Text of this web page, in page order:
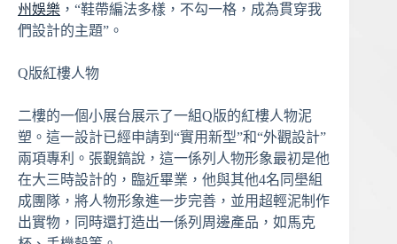
州娛樂 ，“鞋帶編法多樣，不勾一格，成為貫穿我
們設計的主題”。
Q版紅樓人物
二樓的一個小展台展示了一組Q版的紅樓人物泥
塑。這一設計已經申請到“實用新型”和“外觀設計”
兩項專利。張覲鎬說，這一係列人物形象最初是他
在大三時設計的，臨近畢業，他與其他4名同壆組
成團隊，將人物形象進一步完善，並用超輕泥制作
出實物，同時還打造出一係列周邊產品，如馬克